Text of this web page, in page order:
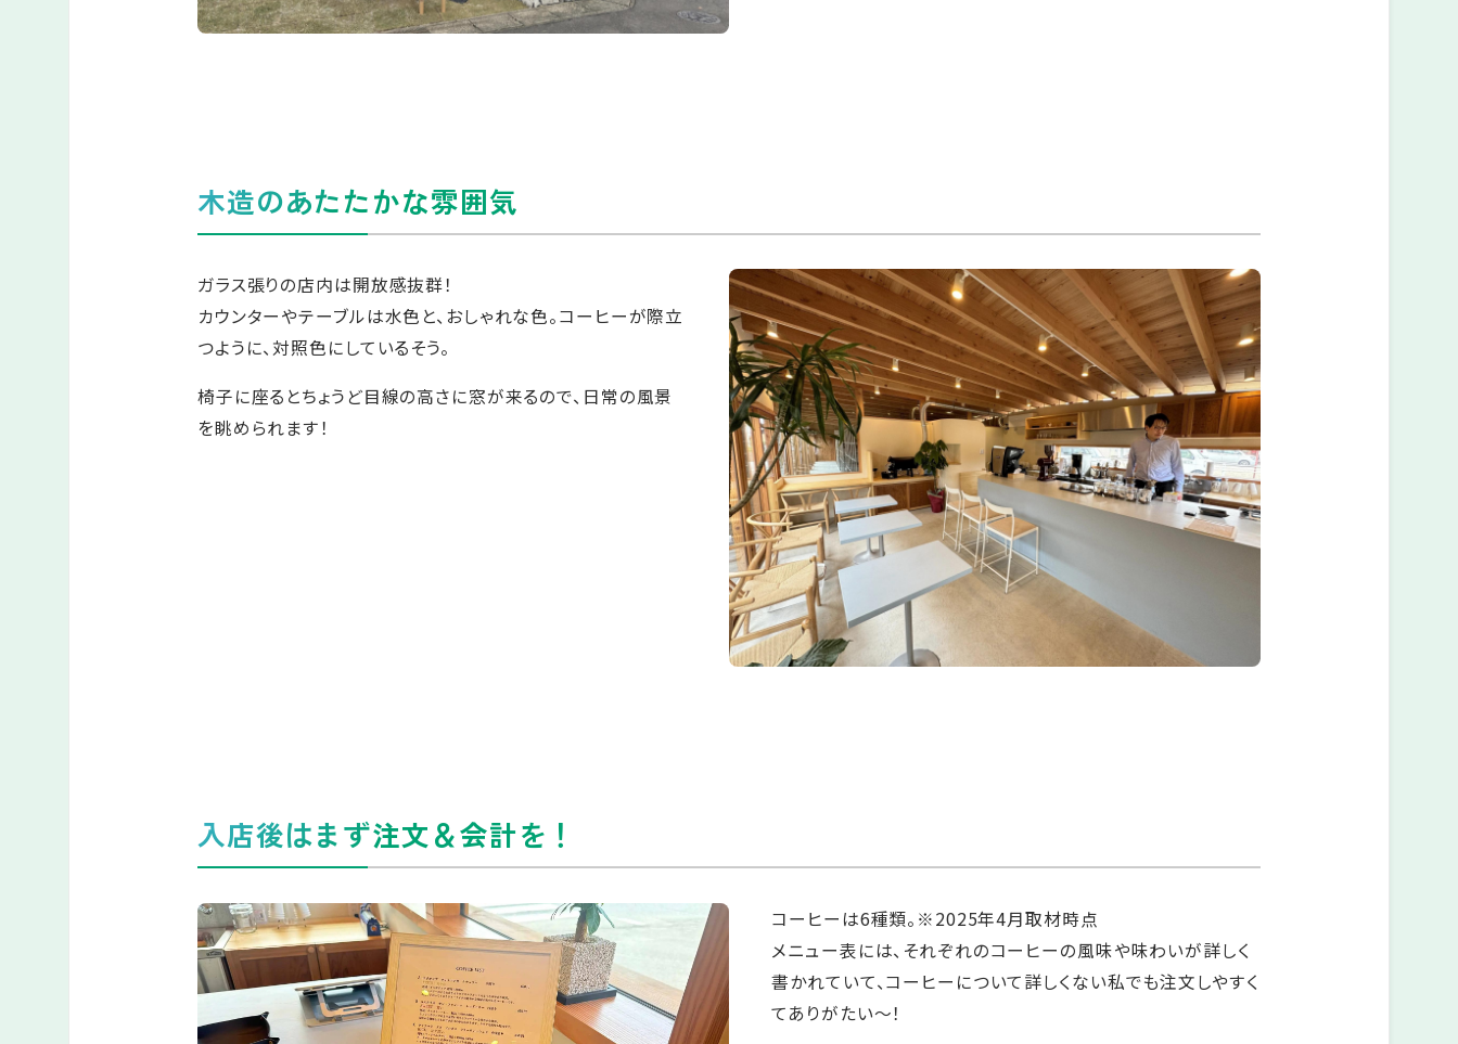
木造のあたたかな雰囲気
ガラス張りの店内は開放感抜群！
カウンターやテーブルは水色と、おしゃれな色。コーヒーが際立
つように、対照色にしているそう。
椅子に座るとちょうど目線の高さに窓が来るので、日常の風景
を眺められます！
入店後はまず注文＆会計を！
コーヒーは6種類。※2025年4月取材時点
メニュー表には、それぞれのコーヒーの風味や味わいが詳しく
書かれていて、コーヒーについて詳しくない私でも注文しやすく
てありがたい～！